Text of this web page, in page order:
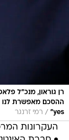
ההסכם מאפשרת לנו
yes"
/ רמי זרנגר
העקרונות